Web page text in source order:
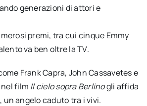
generazioni di attori e
premi, tra cui cinque Emmy
va ben oltre la TV.
Frank Capra, John Cassavetes e
film Il cielo sopra Berlinogli affida
un angelo caduto tra i vivi.